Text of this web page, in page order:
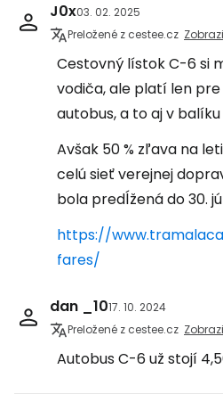
J0x03. 02. 2025
Preložené z cestee.cz
Cestovný lístok C-6 si
vodiča, ale platí len
autobus, a to aj v balíku
Avšak 50 % zľava na
celú sieť verejnej
bola predĺžená do 30.
https://
fares/
dan _1017. 10. 2024
Preložené z cestee.cz
Autobus C-6 už stojí